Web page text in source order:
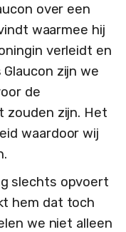
over een
waarmee hij
verleidt en
zijn we
de
zouden zijn. Het
waardoor wij
slechts opvoert
hem dat toch
we niet alleen